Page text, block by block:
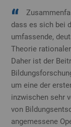
dass es sich bei
umfassende,
Theorie
Daher ist der
um eine der
inzwischen sehr
von
angemessene